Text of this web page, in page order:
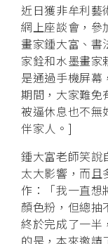
近日獲非牟利
網上座談會，參
畫家鍾大富、書
家銓和水墨畫家
是通過手機屏幕
期間，大家難免
被逼休息也不無
伴家人。]
鍾大富老師笑說
太大影響，而且
作：「我一直想
顏色粉，但總抽
終於完成了一半
的是，本來邀請